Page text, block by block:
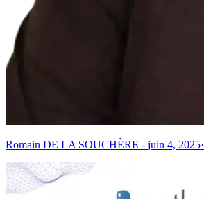
Romain DE LA SOUCHÈRE - juin 4, 2025·